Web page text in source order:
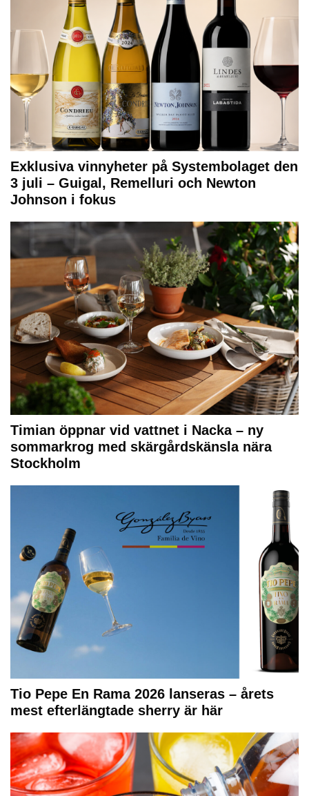
Exklusiva vinnyheter på Systembolaget den
3 juli – Guigal, Remelluri och Newton
Johnson i fokus
Timian öppnar vid vattnet i Nacka – ny
sommarkrog med skärgårdskänsla nära
Stockholm
Tio Pepe En Rama 2026 lanseras – årets
mest efterlängtade sherry är här